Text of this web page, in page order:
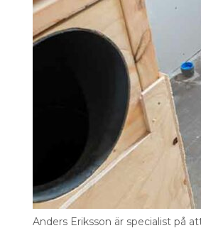
Anders Eriksson är specialist på